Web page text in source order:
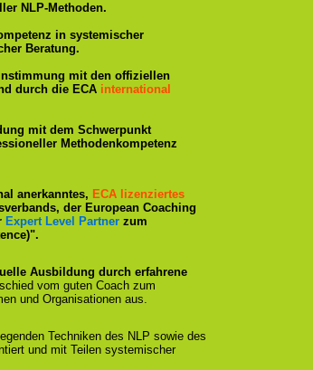
NLP-Methoden.
in systemischer
Beratung.
mit den offiziellen
durch die ECA international
mit dem Schwerpunkt
Methodenkompetenz
anerkanntes, ECA lizenziertes
der European Coaching
Expert Level Partner zum
Ausbildung durch erfahrene
vom guten Coach zum
und Organisationen aus.
Techniken des NLP sowie des
und mit Teilen systemischer